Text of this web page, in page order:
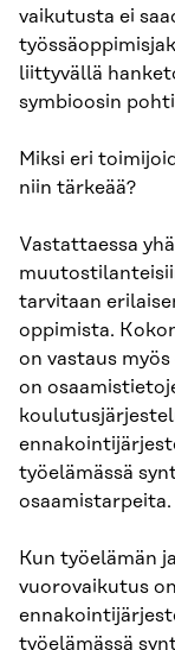
vaikutusta ei
liittyvällä
symbioosin
Miksi eri
niin tärkeää?
Vastattaessa
tarvitaan
oppimista.
on vastaus
on
työelämässä
osaamistarpeita.
Kun työelämän
vuorovaikutus
työelämässä